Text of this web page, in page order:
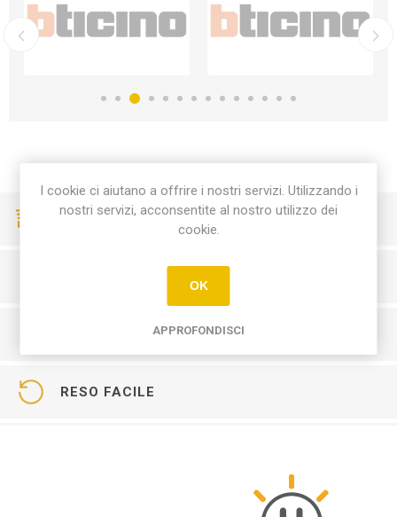
CONSEGNE VELOCI
SERVIZIO CLIENTI
RESO FACILE
I cookie ci aiutano a offrire i nostri servizi. Utilizzando i
nostri servizi, acconsentite al nostro utilizzo dei
cookie.
OK
APPROFONDISCI